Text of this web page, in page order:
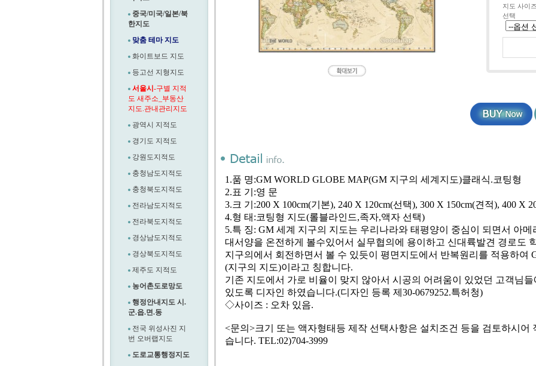
중국/미국/일본/북
한지도
맞춤 테마 지도
화이트보드 지도
등고선 지형지도
서울시 -구별 지적
도 새주소_부동산
지도.관내관리지도
광역시 지적도
경기도 지적도
강원도지적도
충청남도지적도
충청북도지적도
전라남도지적도
전라북도지적도
경상남도지적도
경상북도지적도
제주도 지적도
농어촌도로망도
행정안내지도 시.
군.읍.면.동
전국 위성사진 지
번 오버랩지도
도로교통행정지도
지도 사이
선택
1.품 명:GM WORLD GLOBE MAP(GM 지구의 세계지도)클래식.코팅형
2.표 기:영 문
3.크 기:200 X 100cm(기본), 240 X 120cm(선택), 300 X 150cm(견적), 400 X
4.형 태:코팅형 지도(롤블라인드,족자,액자 선택)
5.특 징: GM 세계 지구의 지도는 우리나라와 태평양이 중심이 되면서 아
대서양을 온전하게 볼수있어서 실무협의에 용이하고 신대륙발견 경로도
지구의에서 회전하면서 볼 수 있듯이 평면지도에서 반복원리를 적용하여
(지구의 지도)이라고 칭합니다.
기존 지도에서 가로 비율이 맞지 않아서 시공의 어려움이 있었던 고객님
있도록 디자인 하였습니다.(디자인 등록 제30-0679252.특허청)
◇사이즈 : 오차 있음.
<문의>크기 또는 액자형태등 제작 선택사항은 설치조건 등을 검토하시어
습니다. TEL:02)704-3999